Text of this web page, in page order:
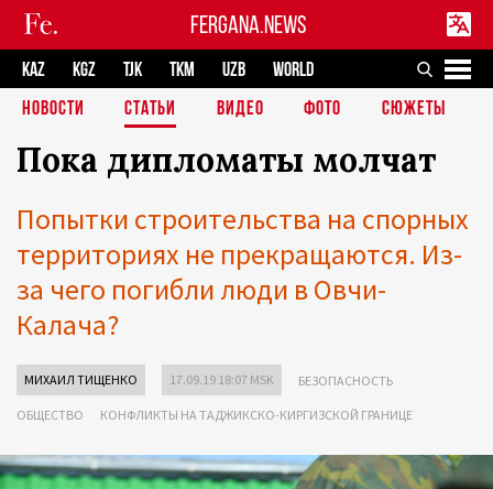
FERGANA.NEWS
KAZ KGZ TJK TKM UZB
WORLD
НОВОСТИ
СТАТЬИ ВИДЕО ФОТО СЮЖЕТЫ
Пока дипломаты молчат
Попытки строительства на спорных
территориях не прекращаются. Из-
за чего погибли люди в Овчи-
Калача?
МИХАИЛ ТИЩЕНКО 17.09.19 18:07 MSK БЕЗОПАСНОСТЬ
ОБЩЕСТВО КОНФЛИКТЫ НА ТАДЖИКСКО-КИРГИЗСКОЙ ГРАНИЦЕ